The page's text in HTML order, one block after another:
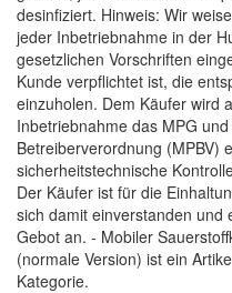
desinfiziert. Hinweis: Wir
jeder Inbetriebnahme in der
gesetzlichen Vorschriften
Kunde verpflichtet ist, die
einzuholen. Dem Käufer wird
Inbetriebnahme das MPG
Betreiberverordnung (MPBV)
sicherheitstechnische
Der Käufer ist für die
sich damit einverstanden und
Gebot an. - Mobiler
(normale Version) ist ein
Kategorie.